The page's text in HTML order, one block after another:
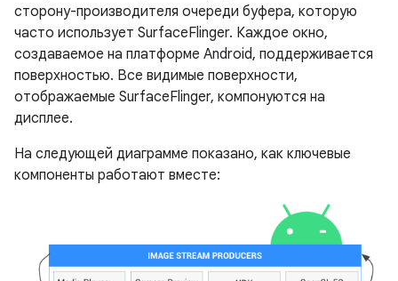
сторону-производителя очереди буфера, которую
часто использует SurfaceFlinger. Каждое окно,
создаваемое на платформе Android, поддерживается
поверхностью. Все видимые поверхности,
отображаемые SurfaceFlinger, компонуются на
дисплее.
На следующей диаграмме показано, как ключевые
компоненты работают вместе: